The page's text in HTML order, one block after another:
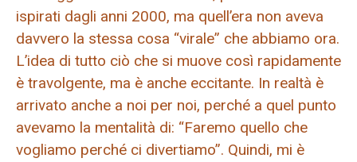
ispirati dagli anni 2000, ma quell’era non aveva
davvero la stessa cosa “virale” che abbiamo ora.
L’idea di tutto ciò che si muove così rapidamente
è travolgente, ma è anche eccitante. In realtà è
arrivato anche a noi per noi, perché a quel punto
avevamo la mentalità di: “Faremo quello che
vogliamo perché ci divertiamo”. Quindi, mi è